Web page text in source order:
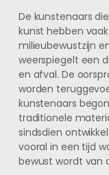
De kunstenaars
kunst hebben
milieubewustzijn
weerspiegelt een
en afval. De
worden
kunstenaars
traditionele
sindsdien
vooral in een tijd
bewust wordt van